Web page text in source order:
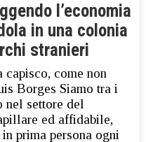
l’economia
in una colonia
stranieri
capisco, come non
Borges Siamo tra i
nel settore del
ed affidabile,
prima persona ogni